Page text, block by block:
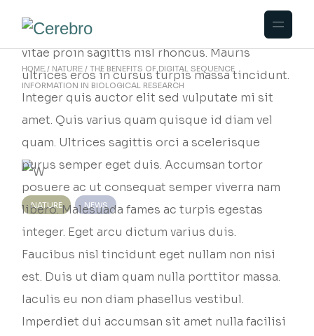
HOME NATURE
THE BENEFITS OF DIGITAL SEQUENCE
INFORMATION IN BIOLOGICAL RESEARCH
NATURE NEWS
suscipit tellus. Quis eleifend quam adipiscing
vitae proin sagittis nisl rhoncus. Mauris
ultrices eros in cursus turpis massa tincidunt.
Integer quis auctor elit sed vulputate mi sit
amet. Quis varius quam quisque id diam vel
quam. Ultrices sagittis orci a scelerisque
purus semper eget duis. Accumsan tortor
posuere ac ut consequat semper viverra nam
libero. Malesuada fames ac turpis egestas
integer. Eget arcu dictum varius duis.
Faucibus nisl tincidunt eget nullam non nisi
est. Duis ut diam quam nulla porttitor massa.
Iaculis eu non diam phasellus vestibul.
Imperdiet dui accumsan sit amet nulla facilisi